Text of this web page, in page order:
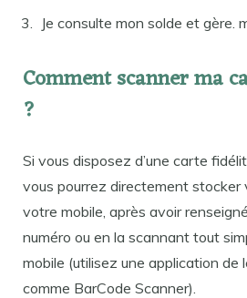
Je consulte mon solde et gère.
Comment scanner ma
?
Si vous disposez d’une carte
vous pourrez directement
votre mobile, après avoir
numéro ou en la scannant tout
mobile (utilisez une application de
comme BarCode Scanner).